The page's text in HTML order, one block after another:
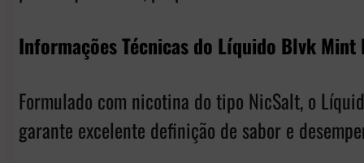
Informações Técnicas do Líquido Blvk
Formulado com nicotina do tipo NicSalt, o
garante excelente definição de sabor e